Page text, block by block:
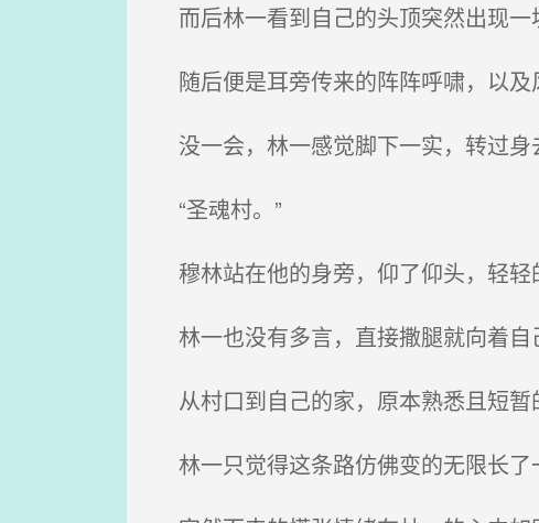
而后林一看到自己的头顶突然出现一
随后便是耳旁传来的阵阵呼啸，以及
没一会，林一感觉脚下一实，转过身
“圣魂村。”
穆林站在他的身旁，仰了仰头，轻轻
林一也没有多言，直接撒腿就向着自
从村口到自己的家，原本熟悉且短暂
林一只觉得这条路仿佛变的无限长了